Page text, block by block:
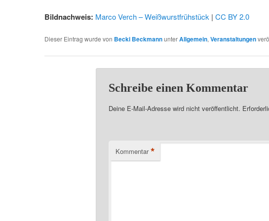
Bildnachweis: Marco Verch – Weißwurstfrühstück | CC BY 2.0
Dieser Eintrag wurde von Becki BeckmannunterAllgemein, Veranstaltungen
Schreibe einen Kommentar
Deine E-Mail-Adresse wird nicht veröffentlicht.
Kommentar *